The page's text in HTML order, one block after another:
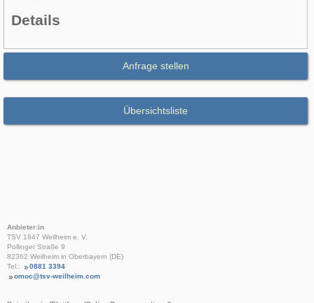
Details
Anfrage stellen
Übersichtsliste
Anbieter:in
TSV 1847 Weilheim e. V.
Pollinger Straße 9
82362 Weilheim in Oberbayern (DE)
Tel.:
0881 3394
omoc@tsv-weilheim.com